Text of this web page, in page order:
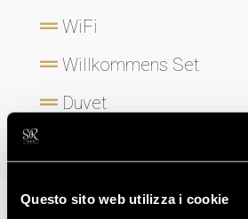
Questo sito web utilizza i cookie
WiFi
Willkommens Set
Duvet